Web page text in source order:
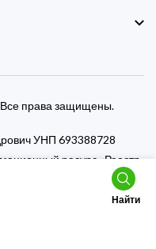
Найти
права защищены.
УНП 693388728
ресурс «Реестр